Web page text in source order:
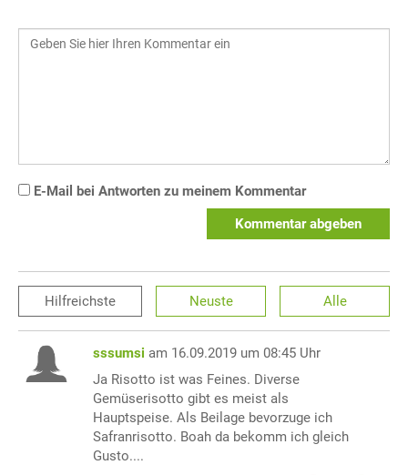
E-Mail bei Antworten zu meinem Kommentar
Kommentar abgeben
Hilfreichste Neuste Alle
sssumsi am 16.09.2019 um 08:45 Uhr
Ja Risotto ist was Feines. Diverse
Gemüserisotto gibt es meist als
Hauptspeise. Als Beilage bevorzuge ich
Safranrisotto. Boah da bekomm ich gleich
Gusto....